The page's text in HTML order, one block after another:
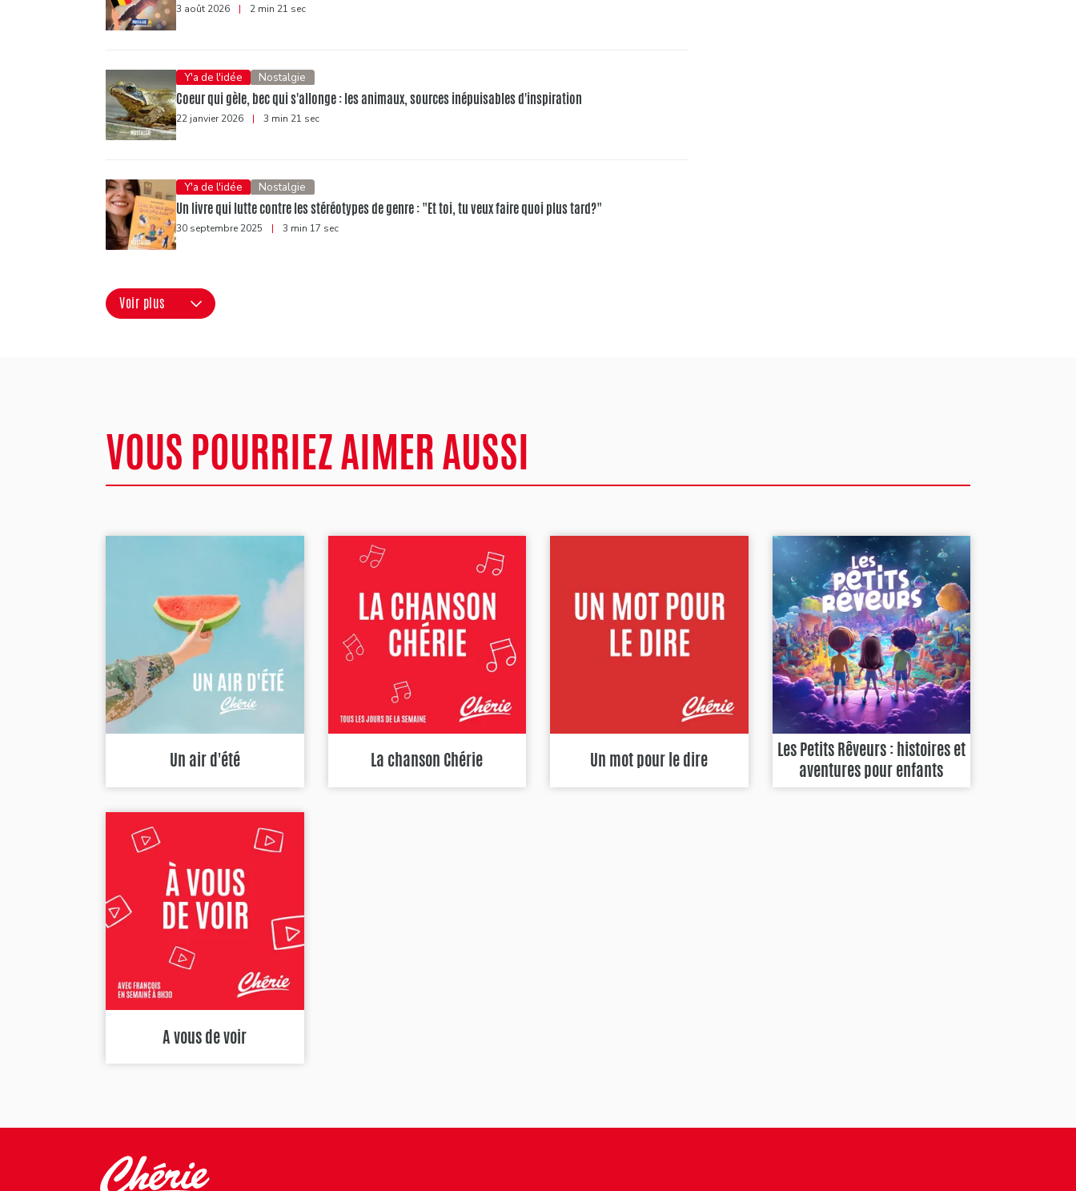
3 août 2026 | 2 min 21 sec
Y'a de l'idée Nostalgie
Coeur qui gèle, bec qui s'allonge : les animaux, sources inépuisables d'inspiration
22 janvier 2026 | 3 min 21 sec
Y'a de l'idée Nostalgie
Un livre qui lutte contre les stéréotypes de genre : "Et toi, tu veux faire quoi plus tard?"
30 septembre 2025 | 3 min 17 sec
Voir plus
VOUS POURRIEZ AIMER AUSSI
Un air d'été La chanson Chérie Un mot pour le dire
Les Petits Rêveurs : histoires et
aventures pour enfants
A vous de voir